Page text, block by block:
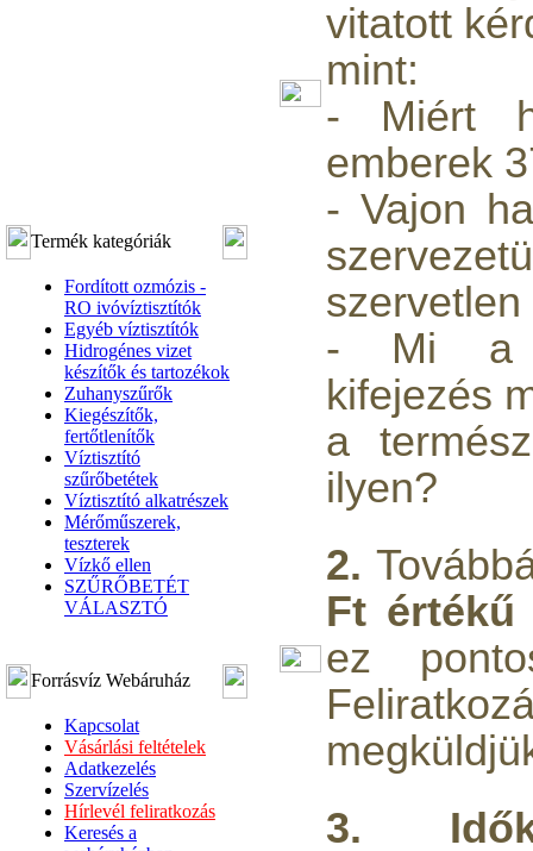
Termék kategóriák
Fordított ozmózis -
RO ivóvíztisztítók
Egyéb víztisztítók
Hidrogénes vizet
készítők és tartozékok
Zuhanyszűrők
Kiegészítők,
fertőtlenítők
Víztisztító
szűrőbetétek
Víztisztító alkatrészek
Mérőműszerek,
teszterek
Vízkő ellen
SZŰRŐBETÉT
VÁLASZTÓ
Forrásvíz Webáruház
Kapcsolat
Vásárlási feltételek
Adatkezelés
Szervízelés
Hírlevél feliratkozás
Keresés a
vitatott
mint:
- Miért
emberek
- Vajon
- Mi a
kifejezés
a
ilyen?
2.
Ft értékű
ez
3.